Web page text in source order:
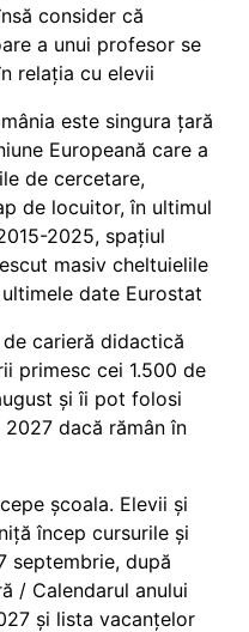
consider că
a unui profesor se
relația cu elevii
este singura țară
Europeană care a
de cercetare,
de locuitor, în ultimul
2025, spațiul
masiv cheltuielile
date Eurostat
de carieră didactică
primesc cei 1.500 de
și îi pot folosi
dacă rămân în
școala. Elevii și
încep cursurile și
septembrie, după
/ Calendarul anului
și lista vacanțelor